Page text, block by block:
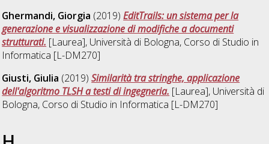
Ghermandi, Giorgia (2019)EditTrails: un sistema per la
generazione e visualizzazione di modifiche a documenti
strutturati. [Laurea], Università di Bologna, Corso di Studio in
Informatica [L-DM270]
Giusti, Giulia (2019)Similarità tra stringhe, applicazione
dell'algoritmo TLSH a testi di ingegneria. [Laurea], Università di
Bologna, Corso di Studio in Informatica [L-DM270]